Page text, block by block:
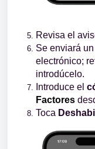
Revisa el
Se enviará un
electrónico;
introdúcelo.
Introduce el
Factores
Toca